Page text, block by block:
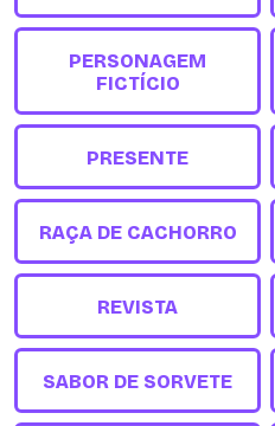
PERSONAGEM
FICTÍCIO
PRESENTE
RAÇA DE CACHORRO
REVISTA
SABOR DE SORVETE